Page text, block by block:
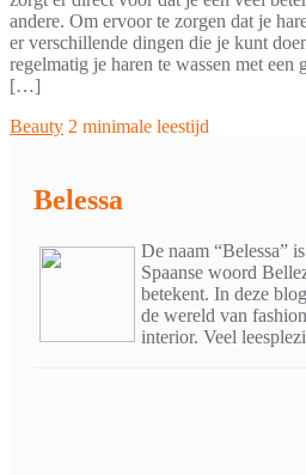
andere. Om ervoor te zorgen dat je
er verschillende dingen die je kunt
regelmatig je haren te wassen met een
[…]
Beauty 2 minimale leestijd
Belessa
De naam “Belessa”
Spaanse woord
betekent. In deze
de wereld van
interior. Veel